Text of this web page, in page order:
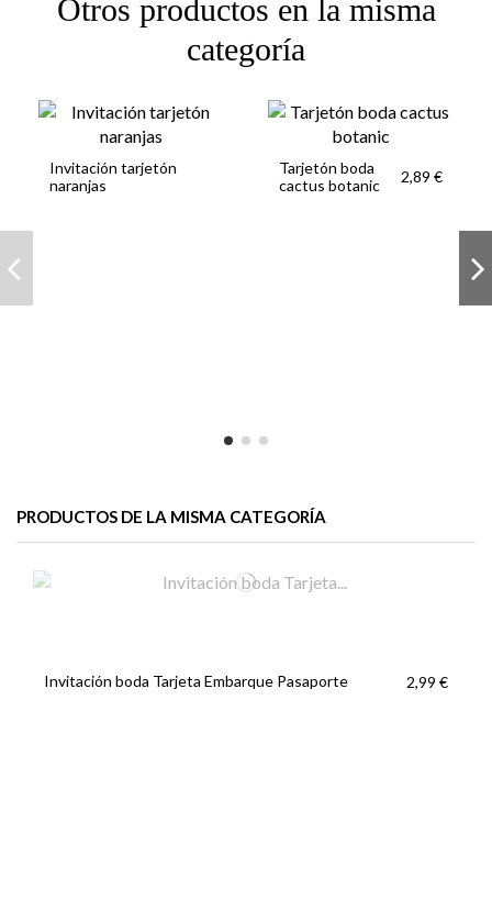
Otros productos en la misma
categoría
Invitación tarjetón
naranjas
Tarjetón boda
cactus botanic
2,89 €
PRODUCTOS DE LA MISMA CATEGORÍA
Invitación boda Tarjeta Embarque Pasaporte 2,99 €